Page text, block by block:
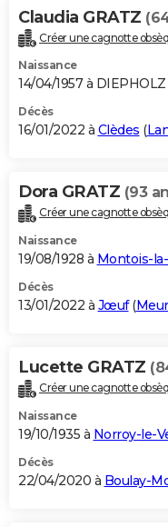
Claudia GRATZ
Créer une cagnotte
Naissance
14/04/1957 à
Décès
16/01/2022 à Clèdes (
Dora GRATZ (93
Créer une cagnotte
Naissance
19/08/1928 à Montois-
Décès
13/01/2022 à Jœuf(
Lucette GRATZ
Créer une cagnotte
Naissance
19/10/1935 à Norroy-le-
Décès
22/04/2020 à Boulay-